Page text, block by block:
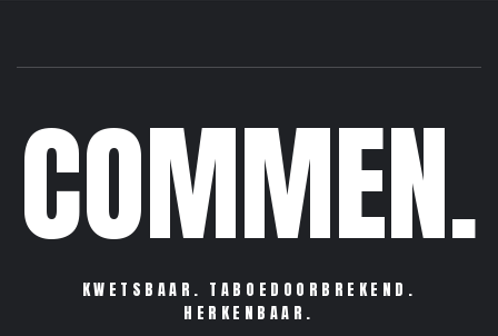
COMMEN.
KWETSBAAR. TABOEDOORBREKEND.
HERKENBAAR.